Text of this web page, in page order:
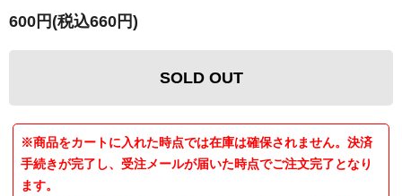
600円(税込660円)
SOLD OUT
※商品をカートに入れた時点では在庫は確保されません。決済
手続きが完了し、受注メールが届いた時点でご注文完了となり
ます。